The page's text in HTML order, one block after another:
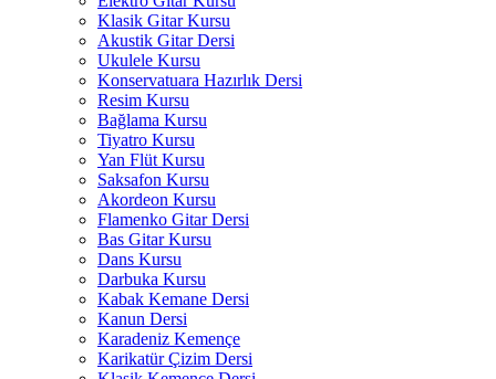
Klasik Gitar Kursu
Akustik Gitar Dersi
Ukulele Kursu
Konservatuara Hazırlık Dersi
Resim Kursu
Bağlama Kursu
Tiyatro Kursu
Yan Flüt Kursu
Saksafon Kursu
Akordeon Kursu
Flamenko Gitar Dersi
Bas Gitar Kursu
Dans Kursu
Darbuka Kursu
Kabak Kemane Dersi
Kanun Dersi
Karadeniz Kemençe
Karikatür Çizim Dersi